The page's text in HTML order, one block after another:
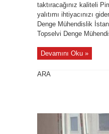
taktıracağınız kaliteli
yalıtımı ihtiyacınızı
Denge Mühendislik
Topselvi Denge
Devamını Oku »
ARA